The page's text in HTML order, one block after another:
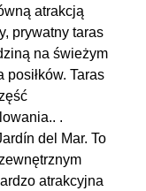
atrakcją
prywatny taras
na świeżym
Taras
.
del Mar. To
atrakcyjna